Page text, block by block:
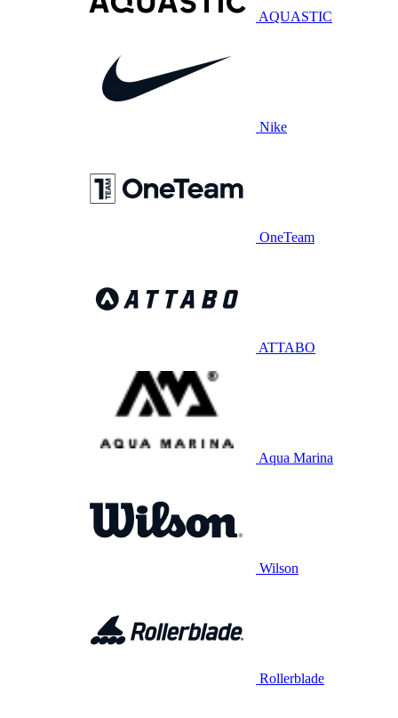
AQUASTIC
Nike
OneTeam
ATTABO
Aqua Marina
Wilson
Rollerblade